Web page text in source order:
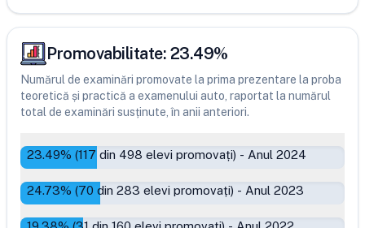
Promovabilitate: 23.49%
Numărul de examinări promovate la prima prezentare la proba
teoretică și practică a examenului auto, raportat la numărul
total de examinări susținute, în anii anteriori.
23.49% (117 din 498 elevi promovați) - Anul 2024
24.73% (70 din 283 elevi promovați) - Anul 2023